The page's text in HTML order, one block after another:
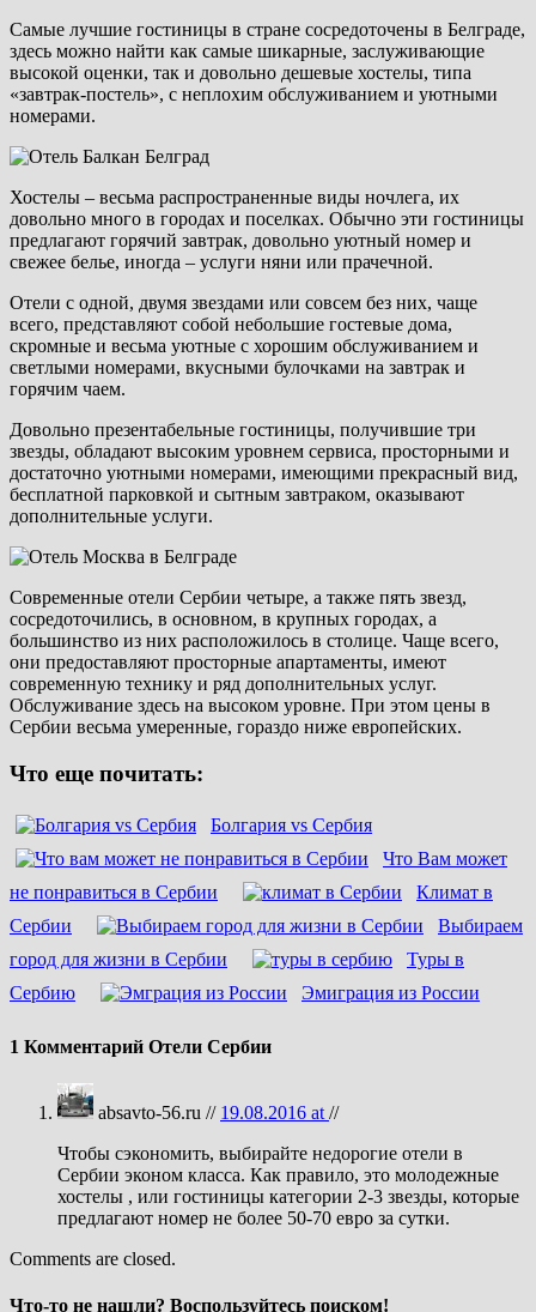
Самые лучшие гостиницы в стране сосредоточены в Белграде,
здесь можно найти как самые шикарные, заслуживающие
высокой оценки, так и довольно дешевые хостелы, типа
«завтрак-постель», с неплохим обслуживанием и уютными
номерами.
Хостелы – весьма распространенные виды ночлега, их
довольно много в городах и поселках. Обычно эти гостиницы
предлагают горячий завтрак, довольно уютный номер и
свежее белье, иногда – услуги няни или прачечной.
Отели с одной, двумя звездами или совсем без них, чаще
всего, представляют собой небольшие гостевые дома,
скромные и весьма уютные с хорошим обслуживанием и
светлыми номерами, вкусными булочками на завтрак и
горячим чаем.
Довольно презентабельные гостиницы, получившие три
звезды, обладают высоким уровнем сервиса, просторными и
достаточно уютными номерами, имеющими прекрасный вид,
бесплатной парковкой и сытным завтраком, оказывают
дополнительные услуги.
Современные отели Сербии четыре, а также пять звезд,
сосредоточились, в основном, в крупных городах, а
большинство из них расположилось в столице. Чаще всего,
они предоставляют просторные апартаменты, имеют
современную технику и ряд дополнительных услуг.
Обслуживание здесь на высоком уровне. При этом цены в
Сербии весьма умеренные, гораздо ниже европейских.
Что еще почитать:
Болгария vs Сербия
Что Вам может
не понравиться в Сербии
Климат в
Сербии
Выбираем
город для жизни в Сербии
Туры в
Сербию
Эмиграция из России
1 Комментарий Отели Сербии
absavto-56.ru // 19.08.2016 at //
Чтобы сэкономить, выбирайте недорогие отели в
Сербии эконом класса. Как правило, это молодежные
хостелы , или гостиницы категории 2-3 звезды, которые
предлагают номер не более 50-70 евро за сутки.
Comments are closed.
Что-то не нашли? Воспользуйтесь поиском!